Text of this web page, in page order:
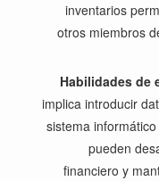
inventarios
otros miembros
Habilidades de
implica introducir
sistema
pueden
financiero y